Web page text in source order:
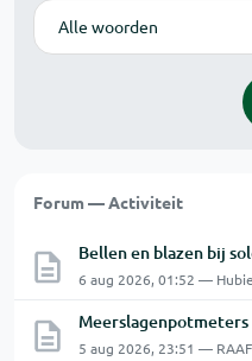
Modus
Forum — Activiteit
Bellen en blazen bij
6 aug 2026, 01:52 — Hubie
Meerslagenpotmeters
5 aug 2026, 23:51 —